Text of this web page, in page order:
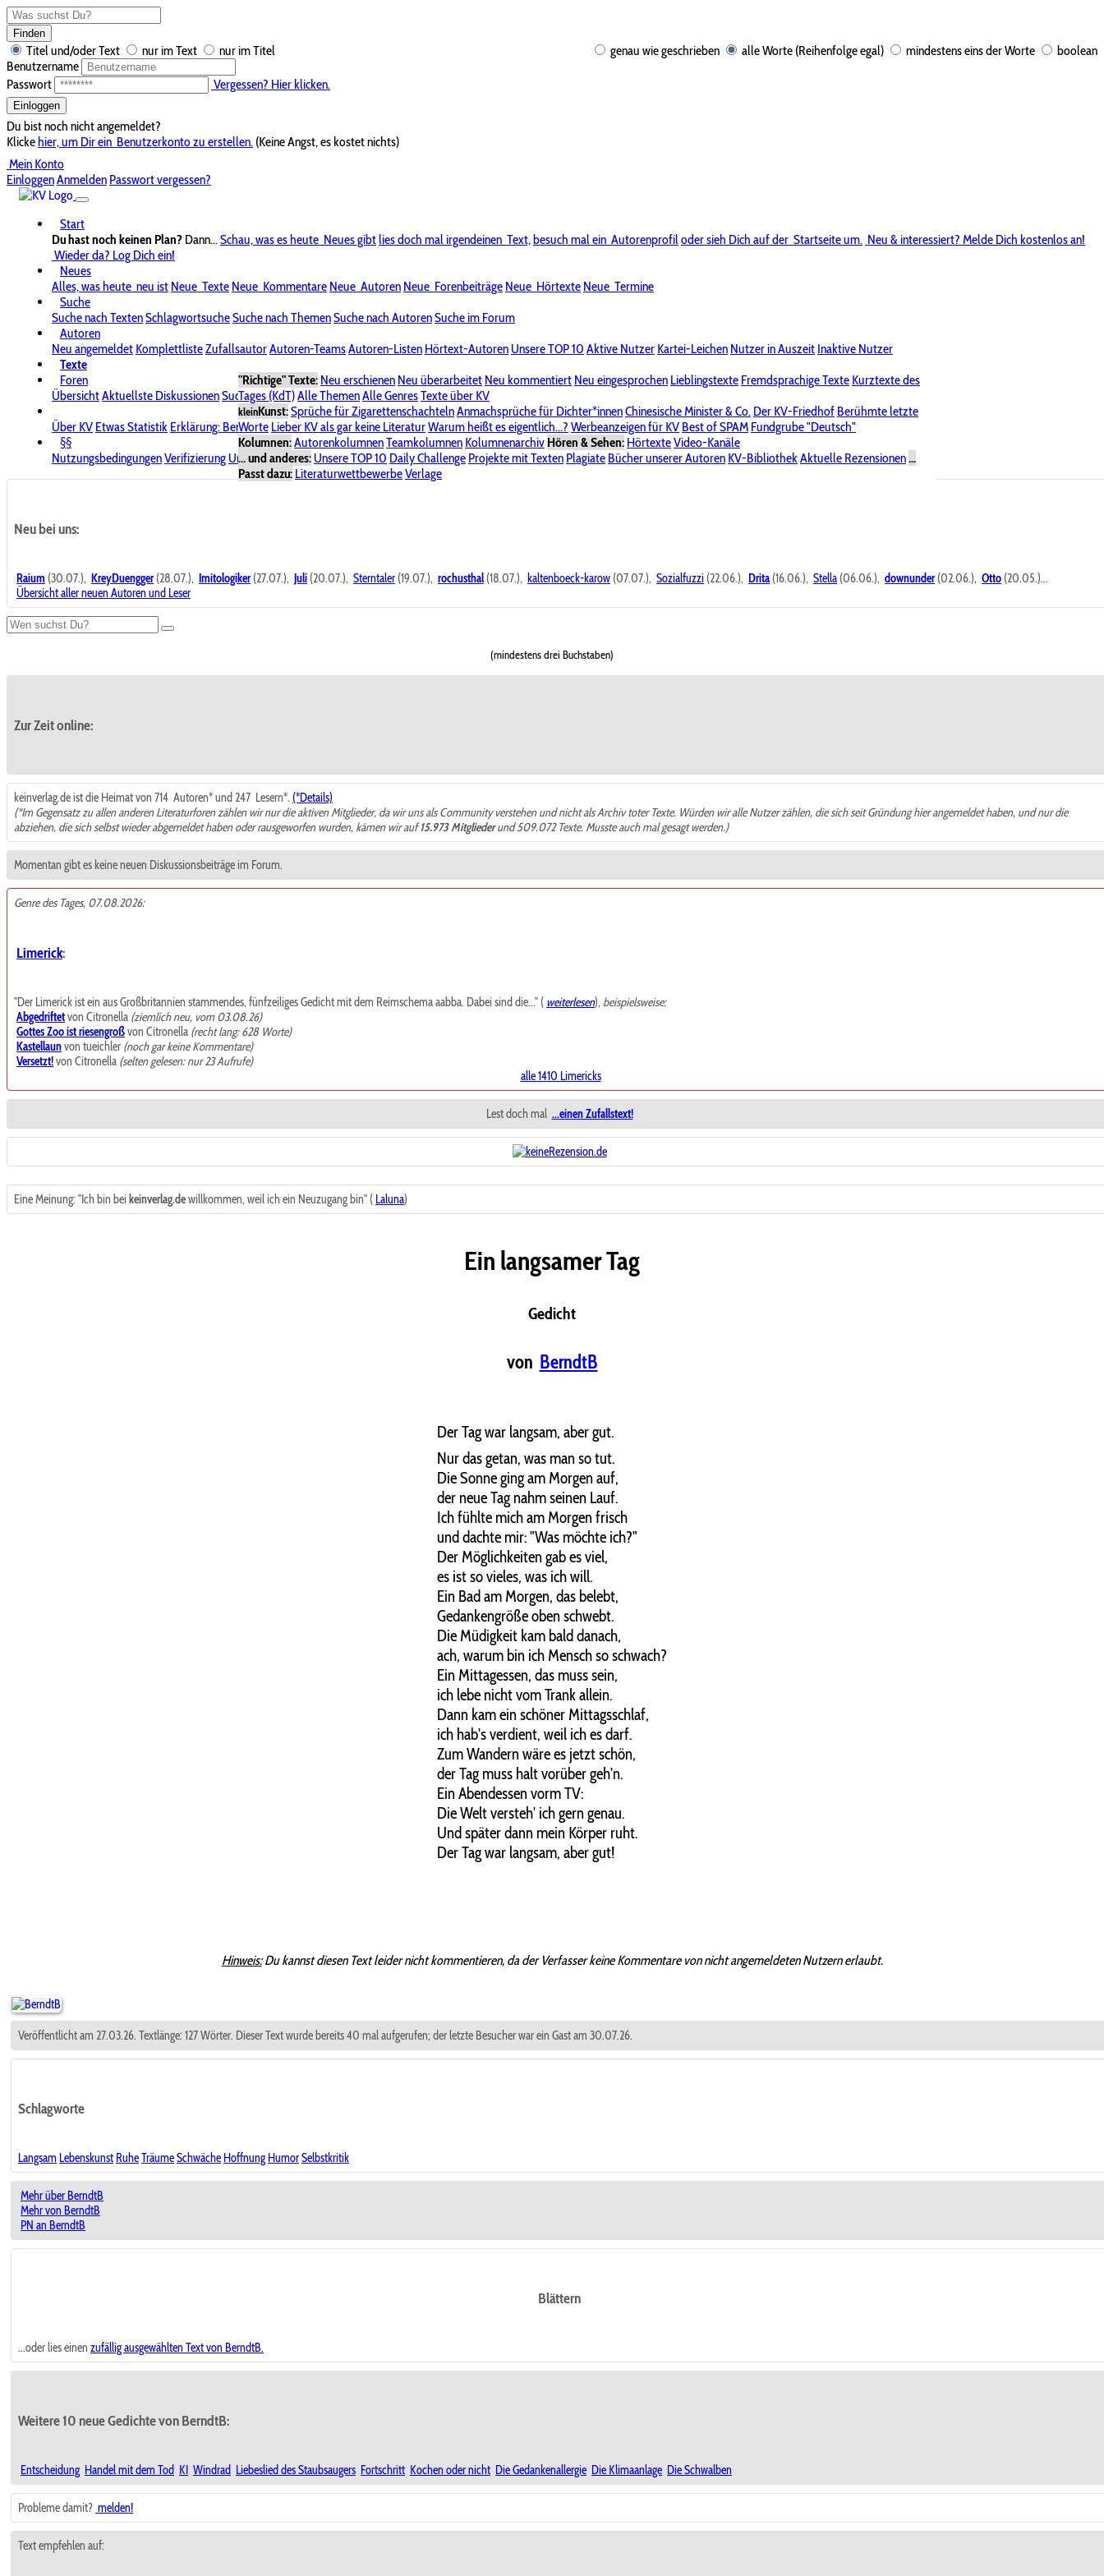
Finden
genau wie geschrieben alle Worte (Reihenfolge egal) mindestens eins der Worte boolean
Titel und/oder Text nur im Text
nur im Titel
Benutzername
Passwort
Vergessen? Hier klicken.
Einloggen
Du bist noch nicht angemeldet?
Klickehier, um Dir ein Benutzerkonto zu erstellen. (Keine Angst, es kostet nichts)
Mein Konto
EinloggenAnmelden Passwort vergessen?
Start
Du hast noch keinen Plan? Dann...Schau, was es heute Neues gibtlies doch mal irgendeinen Text,besuch mal ein Autorenprofiloder sieh Dich auf der Startseite um. Neu & interessiert? Melde Dich kostenlos an!
Wieder da? Log Dich ein!
Neues
Alles, was heute neu ist Neue Texte Neue Kommentare Neue Autoren Neue Forenbeiträge Neue Hörtexte Neue Termine
Suche
Suche nach TextenSchlagwortsucheSuche nach ThemenSuche nach AutorenSuche im Forum
Autoren
Neu angemeldet KomplettlisteZufallsautorAutoren-TeamsAutoren-Listen Hörtext-Autoren Unsere TOP 10 Aktive Nutzer Kartei-Leichen Nutzer in Auszeit Inaktive Nutzer
Texte
"Richtige" Texte: Neu erschienen Neu überarbeitet Neu kommentiert Neu eingesprochen Lieblingstexte Fremdsprachige Texte Kurztexte des
Tages (KdT)Alle ThemenAlle GenresTexte über KV
kleinKunst:Sprüche für ZigarettenschachtelnAnmachsprüche für Dichter*innenChinesische Minister & Co. Der KV-Friedhof Berühmte letzte
Worte Lieber KV als gar keine LiteraturWarum heißt es eigentlich...? Werbeanzeigen für KV Best of SPAM Fundgrube "Deutsch"
Kolumnen:AutorenkolumnenTeamkolumnen Kolumnenarchiv Hören & Sehen: HörtexteVideo-Kanäle
... und anderes: Unsere TOP 10 Daily Challenge Projekte mit Texten Plagiate Bücher unserer Autoren KV-BibliothekAktuelle Rezensionen...
Passt dazu: LiteraturwettbewerbeVerlage
Foren
ÜbersichtAktuellste DiskussionenSuche im ForumBereich "KV-Board"Bereich "Literatur & Schreiberei"
Über KV Etwas Statistik Erklärung: BenutzersymboleSpende für KV Unsere SpenderlisteAlle Wege führen zu KVPasswort vergessen?
§§
NutzungsbedingungenVerifizierung UrheberrechtAvatare & BilderStalkingDatenschutzerklärungImpressum
Neu bei uns:
Raium (30.07.), KreyDuengger(28.07.), Imitologiker(27.07.), Juli (20.07.), Sterntaler (19.07.), rochusthal (18.07.), kaltenboeck-karow (07.07.), Sozialfuzzi (22.06.), Drita (16.06.), Stella (06.06.), downunder(02.06.), Otto (20.05.)...
Übersicht aller neuen Autoren und Leser
(mindestens drei Buchstaben)
Zur Zeit online:
keinverlag.de ist die Heimat von 714 Autoren* und 247 Lesern*. (*Details)
(*Im Gegensatz zu allen anderen Literaturforen zählen wir nur die aktiven Mitglieder, da wir uns als Community verstehen und nicht als Archiv toter Texte. Würden wir alle Nutzer zählen, die sich seit Gründung hier angemeldet haben, und nur die
abziehen, die sich selbst wieder abgemeldet haben oder rausgeworfen wurden, kämen wir auf15.973 Mitgliederund 509.072 Texte. Musste auch mal gesagt werden.)
Momentan gibt es keine neuen Diskussionsbeiträge im Forum.
Genre des Tages, 07.08.2026:
Limerick:
"Der Limerick ist ein aus Großbritannien stammendes, fünfzeiliges Gedicht mit dem Reimschema aabba. Dabei sind die..." ( weiterlesen),beispielsweise:
Abgedriftetvon Citronella (ziemlich neu, vom 03.08.26)
Gottes Zoo ist riesengroßvon Citronella (recht lang: 628 Worte)
Kastellaunvon tueichler (noch gar keine Kommentare)
Versetzt!von Citronella (selten gelesen: nur 23 Aufrufe)
alle 1410 Limericks
Lest doch mal ...einen Zufallstext!
Eine Meinung: "Ich bin bei keinverlag.dewillkommen, weil ich ein Neuzugang bin" ( Laluna)
Ein langsamer Tag
Gedicht
von BerndtB
Der Tag war langsam, aber gut.
Nur das getan, was man so tut.
Die Sonne ging am Morgen auf,
der neue Tag nahm seinen Lauf.
Ich fühlte mich am Morgen frisch
und dachte mir: "Was möchte ich?"
Der Möglichkeiten gab es viel,
es ist so vieles, was ich will.
Ein Bad am Morgen, das belebt,
Gedankengröße oben schwebt.
Die Müdigkeit kam bald danach,
ach, warum bin ich Mensch so schwach?
Ein Mittagessen, das muss sein,
ich lebe nicht vom Trank allein.
Dann kam ein schöner Mittagsschlaf,
ich hab's verdient, weil ich es darf.
Zum Wandern wäre es jetzt schön,
der Tag muss halt vorüber geh'n.
Ein Abendessen vorm TV:
Die Welt versteh' ich gern genau.
Und später dann mein Körper ruht.
Der Tag war langsam, aber gut!
Hinweis:Du kannst diesen Text leider nicht kommentieren, da der Verfasser keine Kommentare von nicht angemeldeten Nutzern erlaubt.
Veröffentlicht am 27.03.26. Textlänge: 127 Wörter. Dieser Text wurde bereits 40 mal aufgerufen; der letzte Besucher war ein Gast am 30.07.26.
Schlagworte
Langsam Lebenskunst RuheTräumeSchwäche Hoffnung HumorSelbstkritik
Mehr über BerndtB
Mehr von BerndtB
PN an BerndtB
Blättern
...oder lies einen zufällig ausgewählten Text von BerndtB.
Weitere 10 neue Gedichte von BerndtB:
Entscheidung Handel mit dem Tod KI Windrad Liebeslied des Staubsaugers Fortschritt Kochen oder nicht Die Gedankenallergie Die Klimaanlage Die Schwalben
Probleme damit? melden!
Text empfehlen auf: